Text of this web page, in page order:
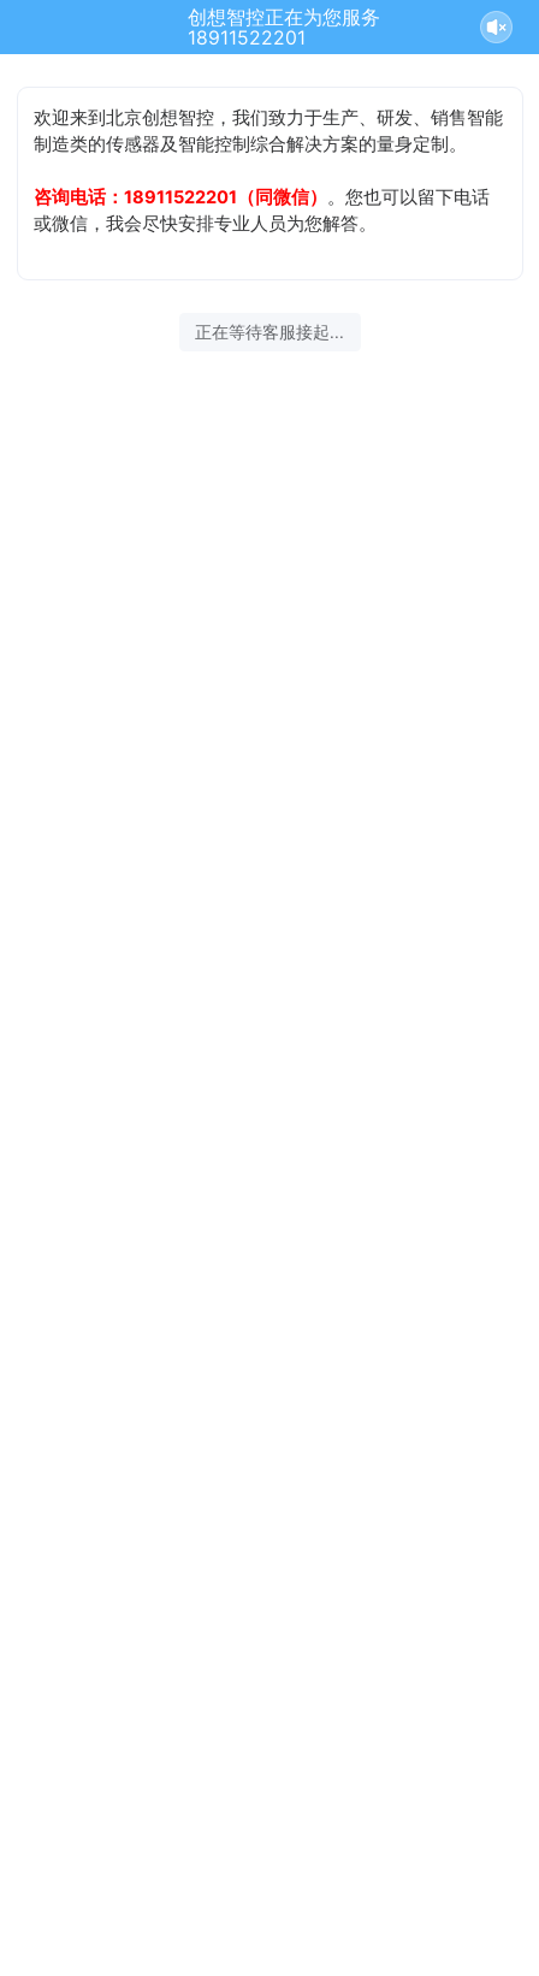
创想智控正在为您服务
18911522201
欢迎来到北京创想智控，我们致力于生产、研发、销售智能
制造类的传感器及智能控制综合解决方案的量身定制。
咨询电话：18911522201（同微信） 。您也可以留下电话
或微信，我会尽快安排专业人员为您解答。
正在等待客服接起...